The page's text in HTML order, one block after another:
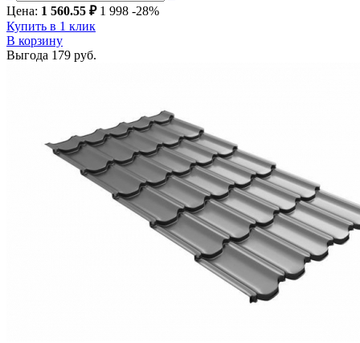
Цена: 1 560.55 ₽ 1 998 -28%
Купить в 1 клик
В корзину
Выгода 179 руб.